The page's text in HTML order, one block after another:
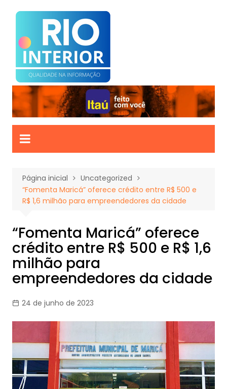
para
conteúdo
Página inicial
Uncategorized
“Fomenta Maricá” oferece crédito entre R$ 500 e
R$ 1,6 milhão para empreendedores da cidade
“Fomenta Maricá” oferece
crédito entre R$ 500 e R$ 1,6
milhão para
empreendedores da cidade
24 de junho de 2023